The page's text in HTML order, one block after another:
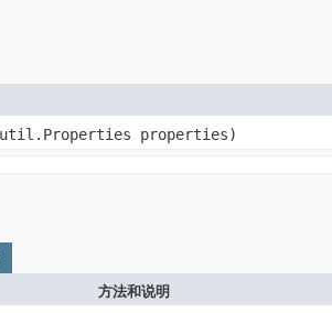
properties)
方法和说明